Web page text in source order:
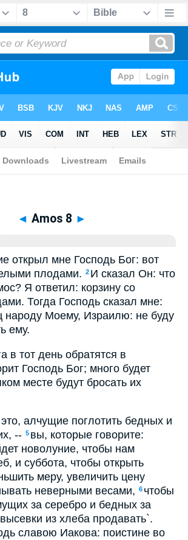
Biblia>Russian koi8r > Amos 8
◄ Amos 8 ►
открыл мне Господь Бог: вот
плодами. 2 И сказал Он: что
Я ответил: корзину со
Тогда Господь сказал мне:
народу Моему, Израилю: не буду
ему.
в тот день обратятся в
Господь Бог; много будет
месте будут бросать их
алчущие поглотить бедных и
-- 5 вы, которые говорите:
новолуние, чтобы нам
и суббота, чтобы открыть
меру, увеличить цену
неверными весами, 6 чтобы
за серебро и бедных за
из хлеба продавать`.
славою Иакова: поистине во